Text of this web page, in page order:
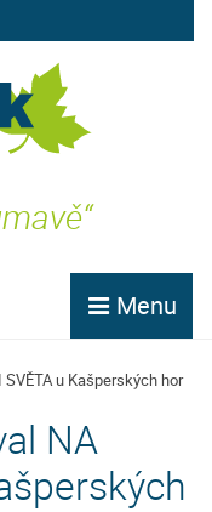
Menu
u Kašperských hor
NA